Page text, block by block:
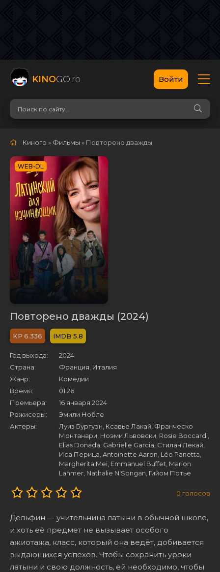
KINOGO.ro Войти
Киного » Фильмы » Повторено дважды
WEB-DL
Повторено дважды (2024)
6.336 5.8
Год выхода:
2024
Страна:
Франция, Италия
Жанр:
Комедии
Время:
01:26
Премьера:
16 января 2024
Режисеры:
Эмили Нобле
Актеры:
Луиз Бургуэн, Ксавье Лакай, Франческо
Монтанари, Ноэми Львовски, Rosie Boccardi,
Elias Donada, Gabrielle Garcia, Стилан Лекай,
Иса Перица, Antoinette Aaron, Léo Panetta,
Margherita Mei, Emmanuel Buffet, Marion
Lahmer, Nathalie N'Songan, Гийом Потье
0 голосов
Дельфин — учительница латыни в обычной школе,
и хоть её предмет не вызывает особого
ажиотажа, класс, который она ведёт, добивается
выдающихся успехов. Чтобы сохранить уроки
латыни и свою должность, ей необходимо, чтобы